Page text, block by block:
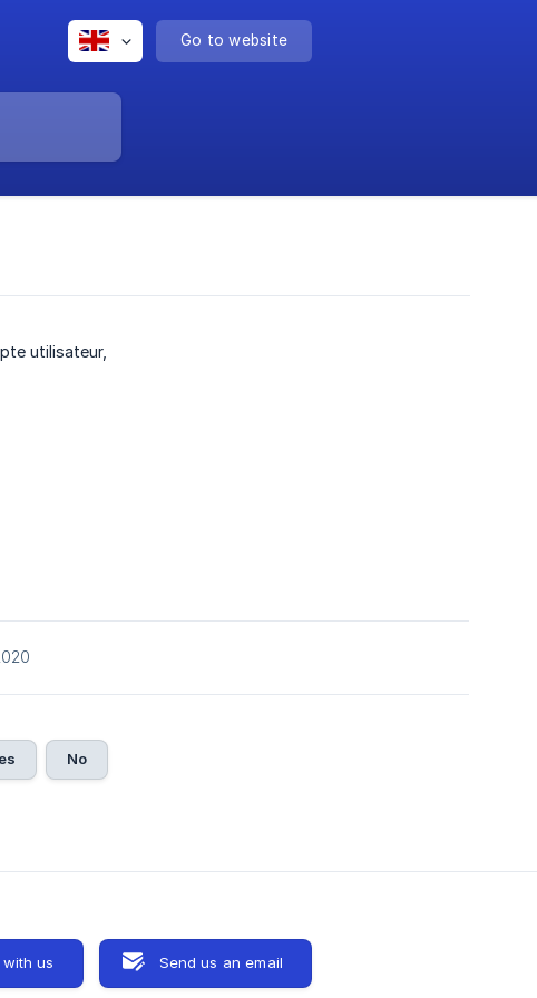
Go to website
utilisateur,
No
us Send us an email